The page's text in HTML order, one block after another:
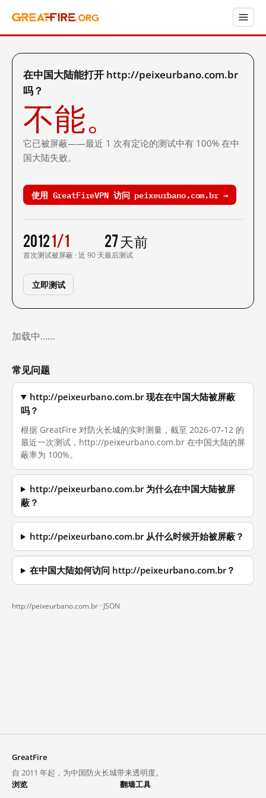
在中国大陆能打开 http://peixeurbano.com.br
吗？
不能。
它已被屏蔽——最近 1 次有定论的测试中有 100% 在中
国大陆失败。
使用 GreatFireVPN 访问 peixeurbano.com.br →
2012
首次测试
1/1
被屏蔽 · 近 90 天
27 天前
最后测试
立即测试
加载中……
常见问题
http://peixeurbano.com.br 现在在中国大陆被屏蔽
吗？
根据 GreatFire 对防火长城的实时测量，截至 2026-07-12 的
最近一次测试，http://peixeurbano.com.br 在中国大陆的屏
蔽率为 100%。
http://peixeurbano.com.br 为什么在中国大陆被屏
蔽？
http://peixeurbano.com.br 从什么时候开始被屏蔽？
在中国大陆如何访问 http://peixeurbano.com.br？
http://peixeurbano.com.br · JSON
GreatFire
自 2011 年起，为中国防火长城带来透明度。
浏览
翻墙工具